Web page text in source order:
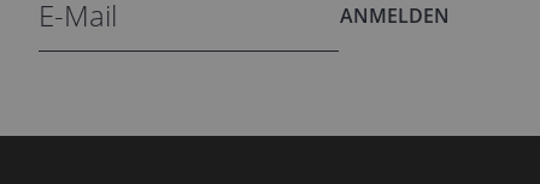
ANMELDEN